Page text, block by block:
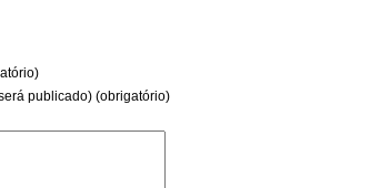
publicado) (obrigatório)